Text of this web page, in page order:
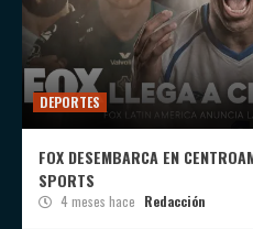
DEPORTES
FOX DESEMBARCA EN
SPORTS
4 meses hace Redacción